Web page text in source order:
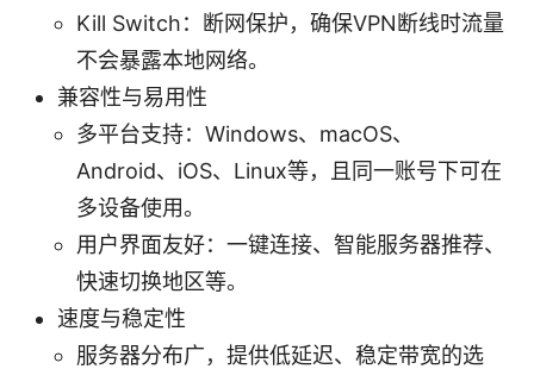
Kill Switch：断网保护，确保VPN断线时流量
不会暴露本地网络。
兼容性与易用性
多平台支持：Windows、macOS、
Android、iOS、Linux等，且同一账号下可在
多设备使用。
用户界面友好：一键连接、智能服务器推荐、
快速切换地区等。
速度与稳定性
服务器分布广，提供低延迟、稳定带宽的选